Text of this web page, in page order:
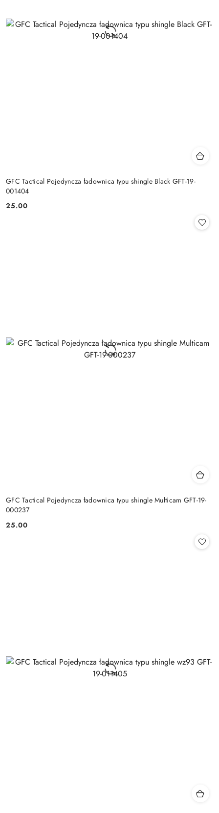
GFC Tactical Pojedyncza ładownica typu shingle Black GFT-19-
001404
Cena:
25.00
GFC Tactical Pojedyncza ładownica typu shingle Multicam GFT-19-
000237
Cena:
25.00